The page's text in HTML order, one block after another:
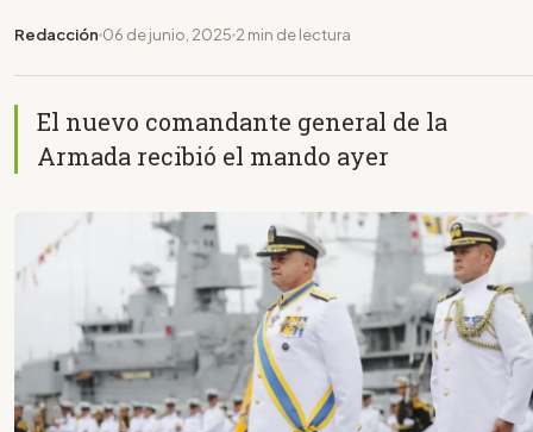
Redacción 06 de junio, 2025 2 min de lectura
El nuevo comandante general de la
Armada recibió el mando ayer